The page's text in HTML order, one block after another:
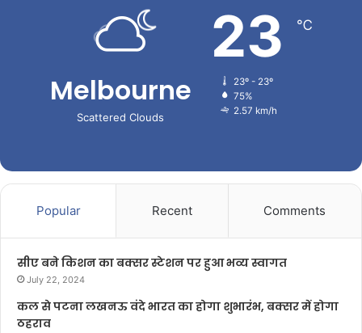
Melbourne
Scattered Clouds
23 ℃
23º - 23º
75%
2.57 km/h
Popular Recent Comments
सीए बने किशन का बक्सर स्टेशन पर हुआ भव्य स्वागत
July 22, 2024
कल से पटना लखनऊ वंदे भारत का होगा शुभारंभ, बक्सर में होगा
ठहराव